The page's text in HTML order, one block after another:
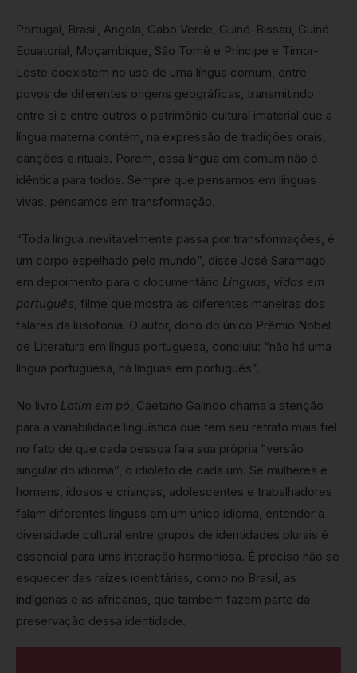
Portugal, Brasil, Angola, Cabo Verde, Guiné-Bissau, Guiné
Equatorial, Moçambique, São Tomé e Príncipe e Timor-
Leste coexistem no uso de uma língua comum, entre
povos de diferentes origens geográficas, transmitindo
entre si e entre outros o patrimônio cultural imaterial que a
língua materna contém, na expressão de tradições orais,
canções e rituais. Porém, essa língua em comum não é
idêntica para todos. Sempre que pensamos em línguas
vivas, pensamos em transformação.
“Toda língua inevitavelmente passa por transformações, é
um corpo espelhado pelo mundo”, disse José Saramago
em depoimento para o documentário Línguas, vidas em
português, filme que mostra as diferentes maneiras dos
falares da lusofonia. O autor, dono do único Prêmio Nobel
de Literatura em língua portuguesa, concluiu: “não há uma
língua portuguesa, há línguas em português”.
No livro Latim em pó, Caetano Galindo chama a atenção
para a variabilidade linguística que tem seu retrato mais fiel
no fato de que cada pessoa fala sua própria “versão
singular do idioma”, o idioleto de cada um. Se mulheres e
homens, idosos e crianças, adolescentes e trabalhadores
falam diferentes línguas em um único idioma, entender a
diversidade cultural entre grupos de identidades plurais é
essencial para uma interação harmoniosa. É preciso não se
esquecer das raízes identitárias, como no Brasil, as
indígenas e as africanas, que também fazem parte da
preservação dessa identidade.